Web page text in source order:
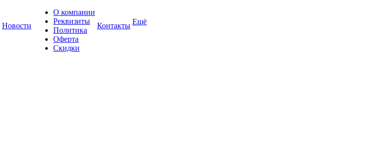
Новости
О компании
Реквизиты
Политика
Оферта
Скидки
Контакты Ещё